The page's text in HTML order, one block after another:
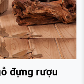
đựng rượu